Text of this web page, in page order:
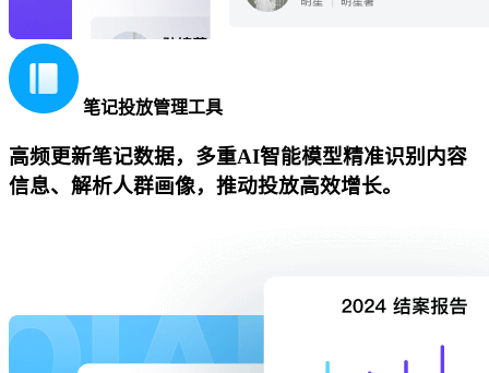
笔记投放管理工具
高频更新笔记数据，多重AI智能模型精准识别内容
信息、解析人群画像，推动投放高效增长。